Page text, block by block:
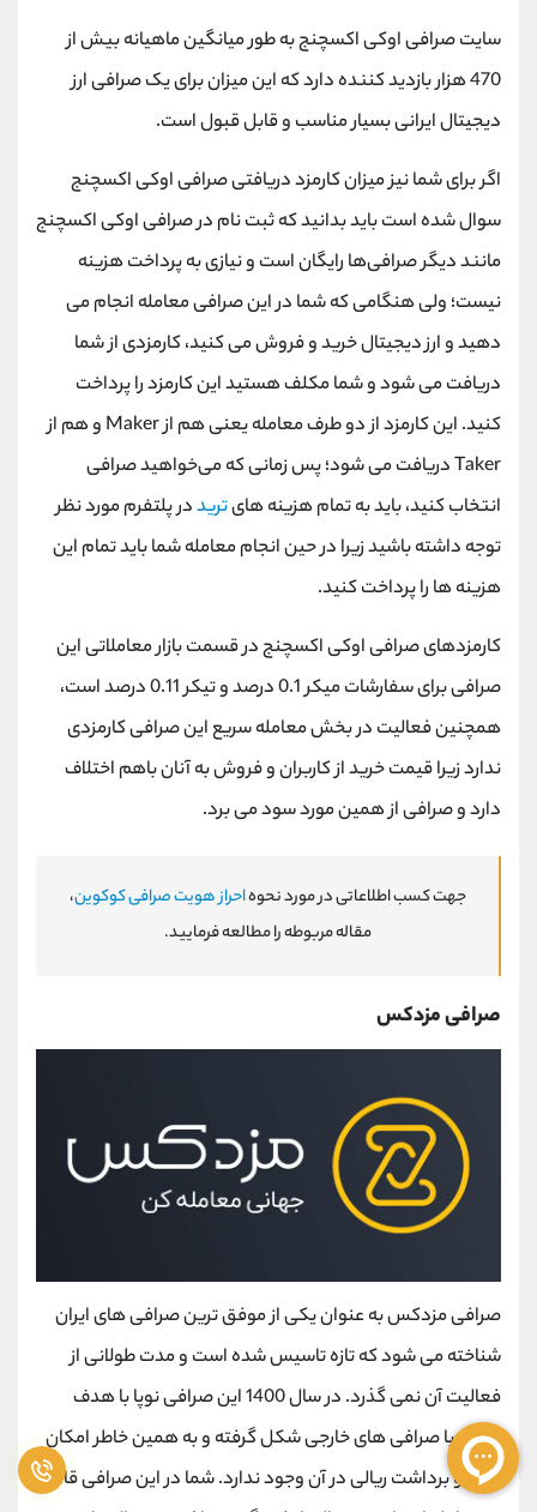
سایت صرافی اوکی اکسچنج به طور میانگین ماهیانه بیش از
470 هزار بازدید کننده دارد که این میزان برای یک صرافی ارز
دیجیتال ایرانی بسیار مناسب و قابل قبول است.
اگر برای شما نیز میزان کارمزد دریافتی صرافی اوکی اکسچنج
سوال شده است باید بدانید که ثبت نام در صرافی اوکی اکسچنج
مانند دیگر صرافی‌ها رایگان است و نیازی به پرداخت هزینه
نیست؛ ولی هنگامی که شما در این صرافی معامله انجام می‌
دهید و ارز دیجیتال خرید و فروش می‌ کنید، کارمزدی از شما
دریافت می ‌شود و شما مکلف هستید این کارمزد را پرداخت
کنید. این کارمزد از دو طرف معامله یعنی هم از Maker و هم از
Taker دریافت می ‌شود؛ پس زمانی که می‌خواهید صرافی
انتخاب کنید، باید به تمام هزینه‌ هایتریددر پلتفرم مورد نظر
توجه داشته باشید زیرا در حین انجام معامله شما باید تمام این
هزینه ها را پرداخت کنید.
کارمزدهای صرافی اوکی اکسچنج در قسمت بازار معاملاتی این
صرافی برای سفارشات میکر 0.1 درصد و تیکر 0.11 درصد است،
همچنین فعالیت در بخش معامله سریع این صرافی کارمزدی
ندارد زیرا قیمت خرید از کاربران و فروش به آنان باهم اختلاف
دارد و صرافی از همین مورد سود می ‌برد.
جهت کسب اطلاعاتی در مورد نحوهاحراز هویت صرافی کوکوین،
مقاله مربوطه را مطالعه فرمایید.
صرافی مزدکس
صرافی مزدکس به عنوان یکی از موفق ترین صرافی های ایران
شناخته می شود که تازه تاسیس شده است و مدت طولانی از
فعالیت آن نمی گذرد. در سال 1400 این صرافی نوپا با هدف
رقابت با صرافی ‌های خارجی شکل گرفته و به همین خاطر امکان
واریز و برداشت ریالی در آن وجود ندارد. شما در این صرافی قادر